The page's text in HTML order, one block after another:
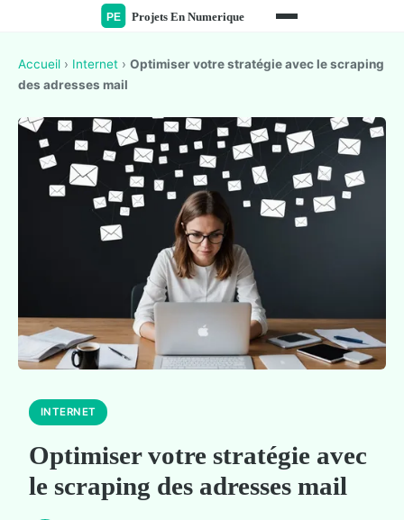
Accueil › Internet › Optimiser votre stratégie avec le scraping
des adresses mail
INTERNET
Optimiser votre stratégie avec
le scraping des adresses mail